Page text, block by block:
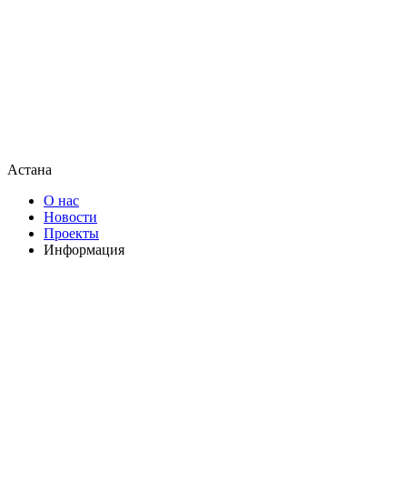
Астана
О нас
Новости
Проекты
Информация